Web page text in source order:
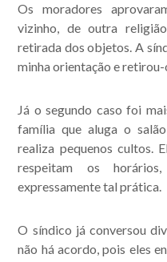
Os moradores
vizinho, de outra
retirada dos objetos. A
minha orientação e retirou-
Já o segundo caso foi
família que aluga o
realiza pequenos cultos.
respeitam os
expressamente tal prática.
O síndico já conversou
não há acordo, pois eles